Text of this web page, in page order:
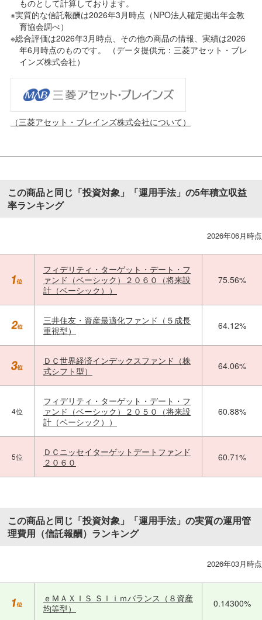
ものとして計算しております。
※実質的な信託報酬は2026年3月時点（NPO法人確定拠出年金教
育協会調べ）
※総合評価は2026年3月時点、その他の商品の情報、実績は2026
年6月時点のものです。 （データ提供元：三菱アセット・ブレ
インズ株式会社）
（三菱アセット・ブレインズ株式会社について）
この商品と同じ「投資対象」「運用手法」の5年積立収益
率ランキング
2026年06月時点
フィデリティ・ターゲット・デート・フ
ァンド（ベーシック）２０６０（将来設
計（ベーシック））
75.56%
三井住友・資産最適化ファンド（５成長
重視型）
64.12%
ＤＣ世界経済インデックスファンド（株
式シフト型）
64.06%
4位
フィデリティ・ターゲット・デート・フ
ァンド（ベーシック）２０５０（将来設
計（ベーシック））
60.88%
5位
ＤＣニッセイターゲットデートファンド
２０６０
60.71%
この商品と同じ「投資対象」「運用手法」の実質の運用管
理費用（信託報酬）ランキング
2026年03月時点
ｅＭＡＸＩＳ Ｓｌｉｍバランス（８資産
均等型）
0.14300%